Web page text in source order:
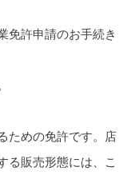
免許申請のお手続き
ための免許です。店
る販売形態には、こ